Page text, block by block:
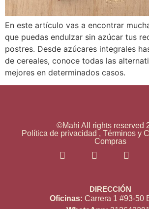
En este artículo vas a encontrar
que puedas endulzar sin azúcar tus
postres. Desde azúcares integrales
de cereales, conoce todas las
mejores en determinados casos.
©Mahi All rights reserved
Política de privacidad , Términos y
Compras
DIRECCIÓN
Oficinas: Carrera 1 #93-50